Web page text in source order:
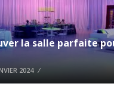
la salle parfaite
2024